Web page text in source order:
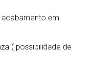
em
( possibilidade de